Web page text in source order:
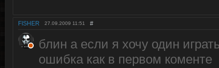
FISHER 27.09.2009 11:51 #
блин а если я хочу один
ошибка как в первом коменте